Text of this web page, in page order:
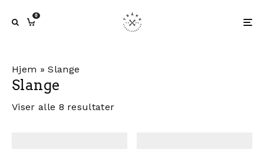
0
Hjem »Slange
Slange
Viser alle 8 resultater